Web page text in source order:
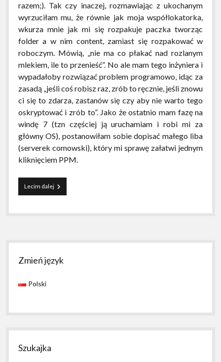
razem;). Tak czy inaczej, rozmawiając z ukochanym
wyrzuciłam mu, że równie jak moja współlokatorka,
wkurza mnie jak mi się rozpakuje paczka tworząc
folder a w nim content, zamiast się rozpakować w
roboczym. Mówią, „nie ma co płakać nad rozlanym
mlekiem, ile to przenieść”. No ale mam tego inżyniera i
wypadałoby rozwiązać problem programowo, idąc za
zasadą „jeśli coś robisz raz, zrób to ręcznie, jeśli znowu
ci się to zdarza, zastanów się czy aby nie warto tego
oskryptować i zrób to”. Jako że ostatnio mam fazę na
windę 7 (tzn częściej ją uruchamiam i robi mi za
główny OS), postanowiłam sobie dopisać małego liba
(serverek comowski), który mi sprawę załatwi jednym
kliknięciem PPM.
Lecim dalejPersonalizacja
systemu
–
Sidebar
Zmień język
Polski
Szukajka